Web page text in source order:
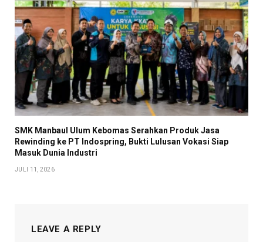
SMK Manbaul Ulum Kebomas Serahkan Produk Jasa
Rewinding ke PT Indospring, Bukti Lulusan Vokasi Siap
Masuk Dunia Industri
JULI 11, 2026
LEAVE A REPLY